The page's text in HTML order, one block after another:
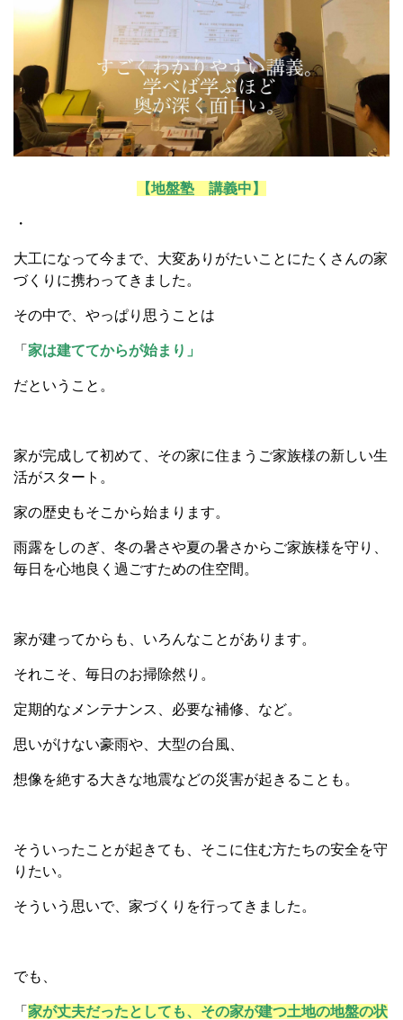
【地盤塾 講義中】
・
大工になって今まで、大変ありがたいことにたくさんの家
づくりに携わってきました。
その中で、やっぱり思うことは
「 家は建ててからが始まり」
だということ。
家が完成して初めて、その家に住まうご家族様の新しい生
活がスタート。
家の歴史もそこから始まります。
雨露をしのぎ、冬の暑さや夏の暑さからご家族様を守り、
毎日を心地良く過ごすための住空間。
家が建ってからも、いろんなことがあります。
それこそ、毎日のお掃除然り。
定期的なメンテナンス、必要な補修、など。
思いがけない豪雨や、大型の台風、
想像を絶する大きな地震などの災害が起きることも。
そういったことが起きても、そこに住む方たちの安全を守
りたい。
そういう思いで、家づくりを行ってきました。
でも、
「 家が丈夫だったとしても、その家が建つ土地の地盤の状